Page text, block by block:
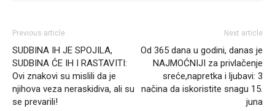
Previous article
SUDBINA IH JE SPOJILA,
SUDBINA ĆE IH I RASTAVITI:
Ovi znakovi su mislili da je
njihova veza neraskidiva, ali su
se prevarili!
Next article
Od 365 dana u godini, danas je
NAJMOĆNIJI za privlačenje
sreće,napretka i ljubavi: 3
načina da iskoristite snagu 15.
juna